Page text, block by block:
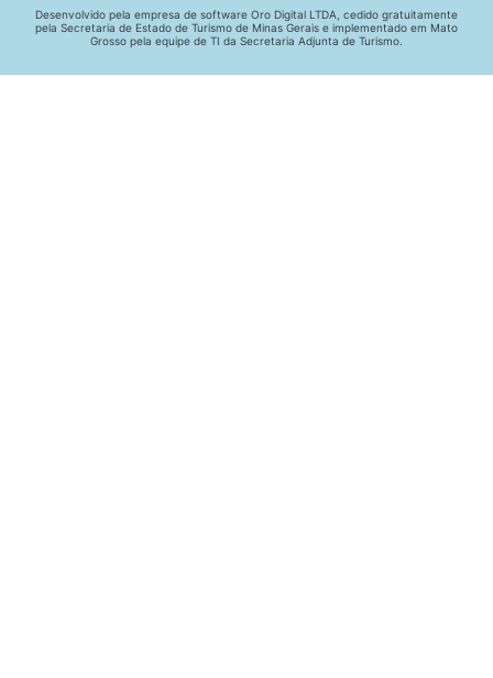
Desenvolvido pela empresa de software Oro Digital LTDA, cedido gratuitamente
pela Secretaria de Estado de Turismo de Minas Gerais e implementado em Mato
Grosso pela equipe de TI da Secretaria Adjunta de Turismo.